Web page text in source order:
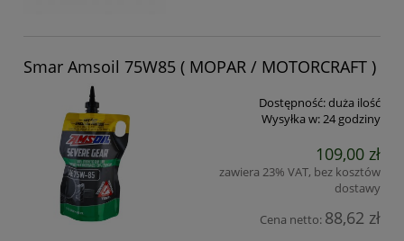
Smar Amsoil 75W85 ( MOPAR / MOTORCRAFT )
Dostępność:duża ilość
Wysyłka w:24 godziny
109,00 zł
zawiera 23% VAT, bez kosztów
dostawy
Cena netto: 88,62 zł